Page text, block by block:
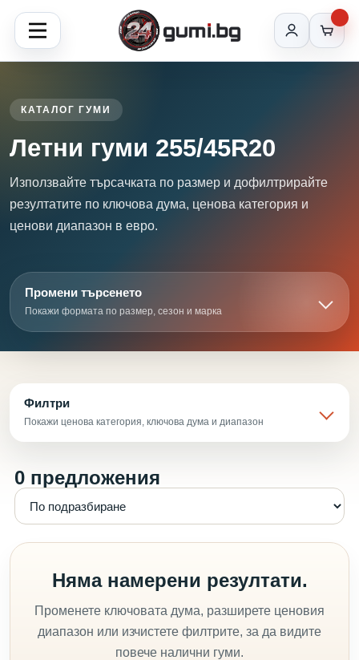
КАТАЛОГ ГУМИ
Летни гуми 255/45R20
Използвайте търсачката по размер и дофилтрирайте
резултатите по ключова дума, ценова категория и
ценови диапазон в евро.
Промени търсенето
Покажи формата по размер, сезон и марка
Филтри
Покажи ценова категория, ключова дума и диапазон
0 предложения
Няма намерени резултати.
Променете ключовата дума, разширете ценовия
диапазон или изчистете филтрите, за да видите
повече налични гуми.